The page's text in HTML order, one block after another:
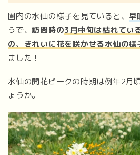
園内の水仙の様子を見ていると、 早
うで、訪問時の3月中旬は枯れてい
の、きれいに花を咲かせる水仙の様
ました！
水仙の開花ピークの時期は例年2月
ょうか。